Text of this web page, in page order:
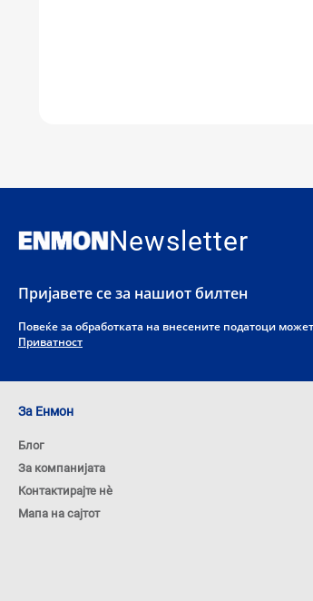
Newsletter
Пријавете се за нашиот билтен
Повеќе за обработката на внесените податоци
Приватност
За Енмон
Блог
За компанијата
Контактирајте нѐ
Мапа на сајтот